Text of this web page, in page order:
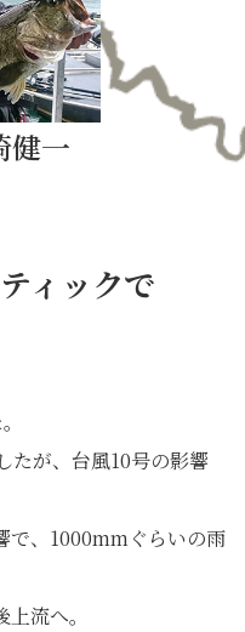
健一
ィックで
たが、台風10号の影響
で、1000mmぐらいの雨
流へ。